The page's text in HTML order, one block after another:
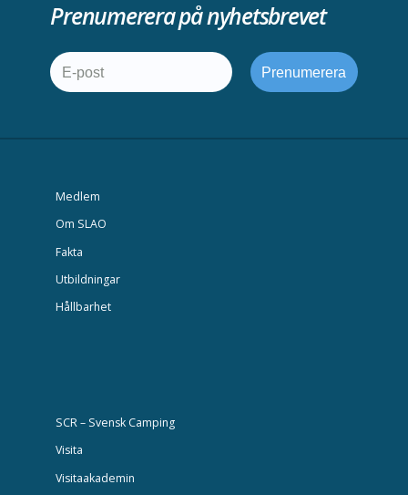
Prenumerera på nyhetsbrevet
Medlem
Om SLAO
Fakta
Utbildningar
Hållbarhet
SCR – Svensk Camping
Visita
Visitaakademin